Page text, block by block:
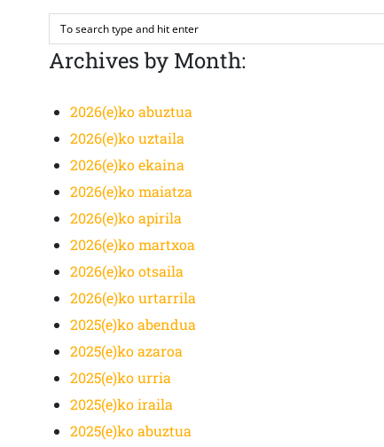
Archives by Month:
2026(e)ko abuztua
2026(e)ko uztaila
2026(e)ko ekaina
2026(e)ko maiatza
2026(e)ko apirila
2026(e)ko martxoa
2026(e)ko otsaila
2026(e)ko urtarrila
2025(e)ko abendua
2025(e)ko azaroa
2025(e)ko urria
2025(e)ko iraila
2025(e)ko abuztua